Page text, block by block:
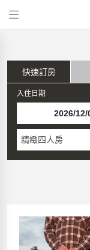
快速訂房
入住日期
精緻四人房